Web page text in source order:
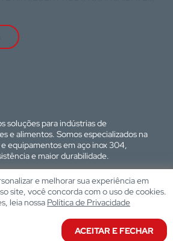
soluções para indústrias de
e alimentos. Somos especializados na
equipamentos em aço inox 304,
e maior durabilidade.
e melhorar sua experiência em
site, você concorda com o uso de cookies.
leia nossa Política de Privacidade
ACEITAR E FECHAR